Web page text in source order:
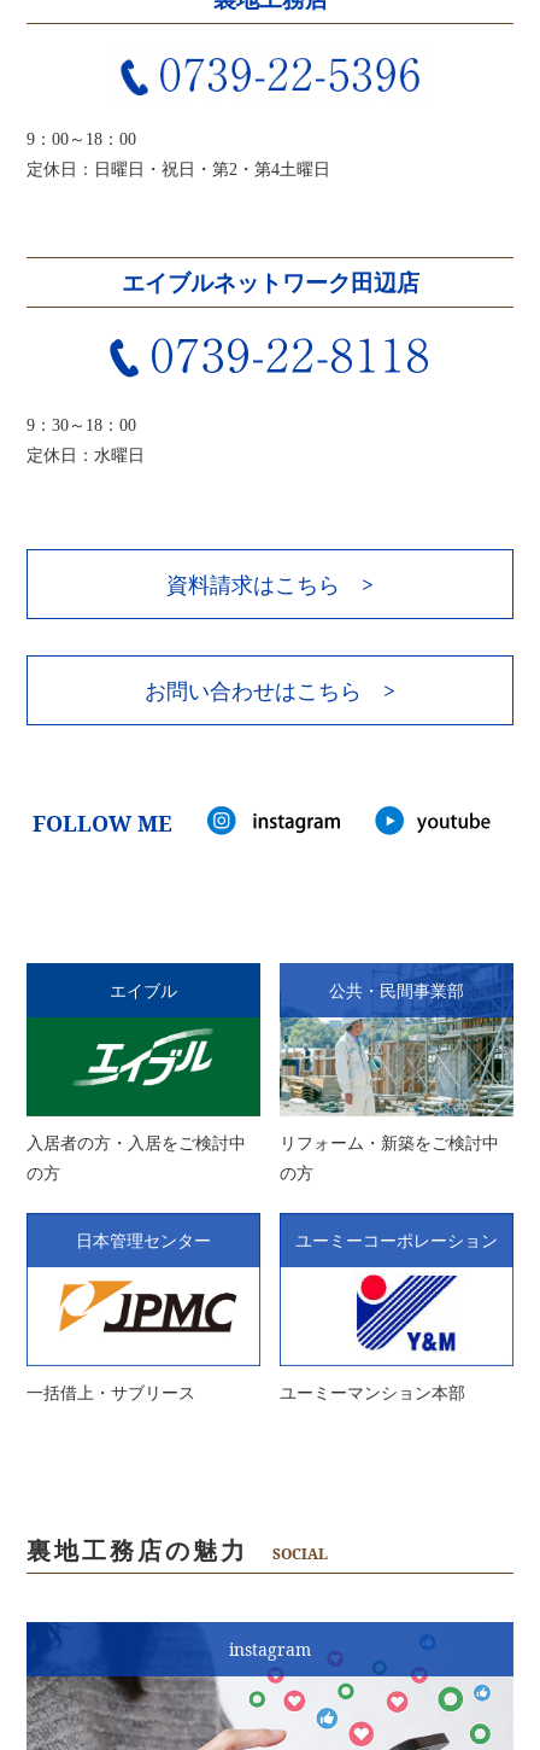
9：00～18：00
定休日：日曜日・祝日・第2・第4土曜日
エイブルネットワーク田辺店
9：30～18：00
定休日：水曜日
資料請求はこちら >
お問い合わせはこちら >
FOLLOW ME
エイブル
入居者の方・入居をご検討中
の方
公共・民間事業部
リフォーム・新築をご検討中
の方
日本管理センター
一括借上・サブリース
ユーミーコーポレーション
ユーミーマンション本部
裏地工務店の魅力 SOCIAL
instagram